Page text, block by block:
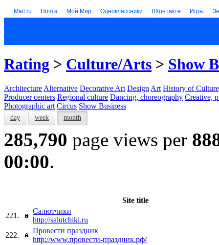
Mail.ru Почта Мой Мир Одноклассники ВКонтакте Игры
Rating > Culture/Arts > Show
Architecture Alternative Decorative Art Design Art History of
Producer centers Regional culture Dancing, choreography Creative,
Photographic art Circus Show Business
day week month
285,790 page views per
00:00.
Site title
221.
Салютчики
http://salutchiki.ru
222.
Провести праздник
http://www.провести-праздник.рф/